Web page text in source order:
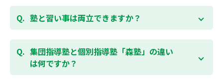
様の成績アップを目指しましょう！まずは無料授業体
験を！
無料体験はこちら
森塾では保護者様に「安心して」入塾をご検討いただ
くために、ご入塾後4回授業を受けられるまでに入塾
「全額」を返金させていただく「返金制度」をご用意
しております。
塾と習い事は両立できますか？
森塾は個別指導ですので、時間や曜日を自由に選択す
ることができます。そのため、部活やすでにお通いの
習い事などと無理なく両立することができます。
集団指導塾と個別指導塾「森塾」の違い
は何ですか？